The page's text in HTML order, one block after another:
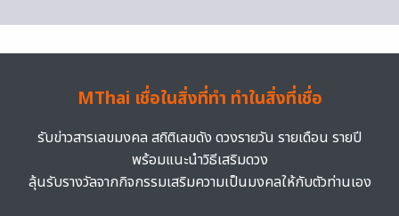
MThai เชื่อในสิ่งที่ทำ ทำในสิ่งที่เชื่อ
รับข่าวสารเลขมงคล สถิติเลขดัง ดวงรายวัน รายเดือน รายปี
พร้อมแนะนำวิธีเสริมดวง
ลุ้นรับรางวัลจากกิจกรรมเสริมความเป็นมงคลให้กับตัวท่านเอง